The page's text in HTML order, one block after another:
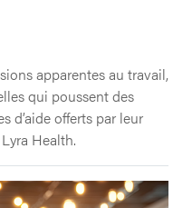
apparentes au travail,
qui poussent des
d’aide offerts par leur
Health.